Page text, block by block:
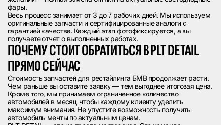
фары.
Весь процесс занимает от 3 до 7 рабочих дней. Мы используем
оригинальные запчасти и сертифицированные аналоги с
гарантией качества. Каждый этап фотофиксируется, а вы
получаете отчет о выполненных работах.
ПОЧЕМУ СТОИТ ОБРАТИТЬСЯ В PLT DETAIL
ПРЯМО СЕЙЧАС
Стоимость запчастей для рестайлинга БМВ продолжает расти.
Чем раньше вы оставите заявку — тем выгоднее итоговая цена.
Кроме того, мы принимаем ограниченное количество
автомобилей в месяц, чтобы каждому клиенту уделить
максимум внимания. Не упустите возможность получить
автомобиль мечты по актуальным ценам.